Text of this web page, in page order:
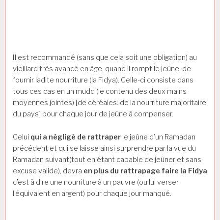
Il est recommandé (sans que cela soit une obligation) au
vieillard très avancé en âge, quand il rompt le jeûne, de
fournir ladite nourriture (la Fidya). Celle-ci consiste dans
tous ces cas en un mudd (le contenu des deux mains
moyennes jointes) [de céréales: de la nourriture majoritaire
du pays] pour chaque jour de jeûne à compenser.
Celui qui a négligé de rattraper le jeûne d’un Ramadan
précédent et qui se laisse ainsi surprendre par la vue du
Ramadan suivant(tout en étant capable de jeûner et sans
excuse valide), devra en plus du rattrapage faire la Fidya
c’est à dire une nourriture à un pauvre (ou lui verser
l’équivalent en argent) pour chaque jour manqué.